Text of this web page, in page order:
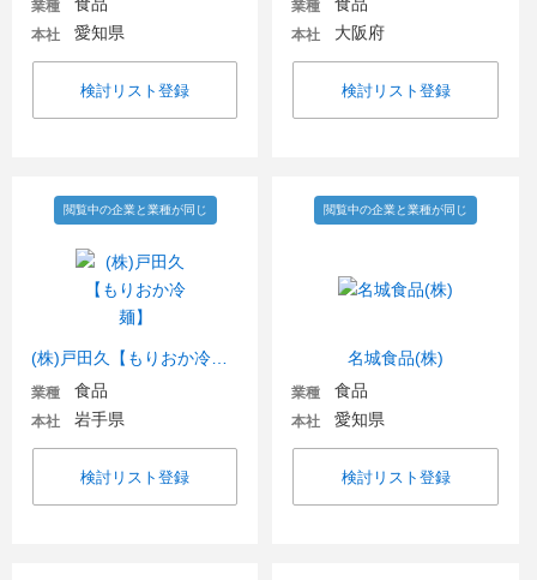
業種
本社 愛知県
検討リスト登録
業種
本社 大阪府
検討リスト登録
閲覧中の企業と業種が同じ
業種 食品
本社 岩手県
検討リスト登録
名城食品(株)
閲覧中の企業と業種が同じ
業種 食品
本社 愛知県
検討リスト登録